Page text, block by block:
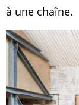
à une chaîne.